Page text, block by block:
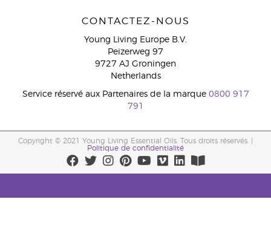
CONTACTEZ-NOUS
Young Living Europe B.V.
Peizerweg 97
9727 AJ Groningen
Netherlands
Service réservé aux Partenaires de la marque 0800 917
791
Copyright © 2021 Young Living Essential Oils. Tous droits réservés. |
Politique de confidentialité